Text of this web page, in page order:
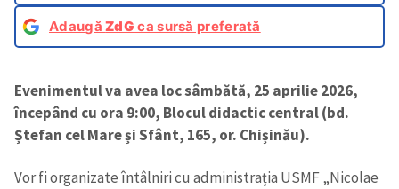
AdaugăZdG ca sursă preferată
Evenimentul va avea loc sâmbătă, 25 aprilie 2026,
începând cu ora 9:00, Blocul didactic central (bd.
Ștefan cel Mare și Sfânt, 165, or. Chișinău).
Vor fi organizate întâlniri cu administrația USMF „Nicolae